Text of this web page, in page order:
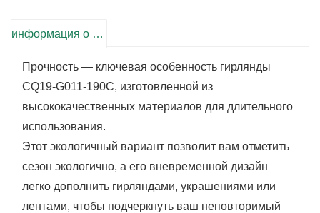
украшена прекрасным сочетанием яркой
свежих вечнозеленых растений.
Эта гирлянда идеально подойдет для
украшения каминов, дверных проемов или
атмосферу в ваше пространство.
тщательностью и вниманием к деталям,
информация о продукте
Прочность — ключевая особенность гирлянды
CQ19-G011-190C, изготовленной из
высококачественных материалов для длительного
использования.
Этот экологичный вариант позволит вам отметить
сезон экологично, а его вневременной дизайн
легко дополнить гирляндами, украшениями или
лентами, чтобы подчеркнуть ваш неповторимый